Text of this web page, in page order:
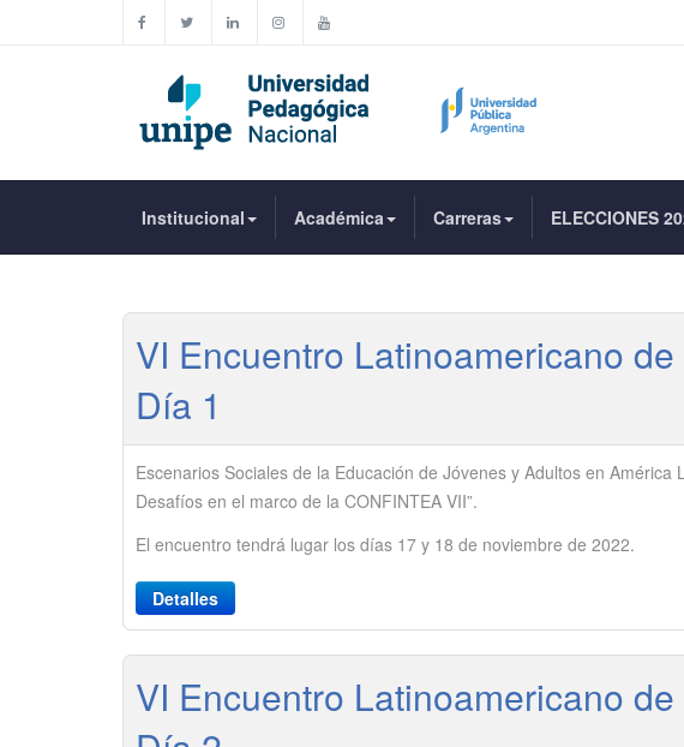
Institucional Académica Carreras ELECCIONES
VI Encuentro Latinoamericano
Día 1
Escenarios Sociales de la Educación de Jóvenes y Adultos en América
Desafíos en el marco de la CONFINTEA VII”.
El encuentro tendrá lugar los días 17 y 18 de noviembre de 2022.
Detalles
VI Encuentro Latinoamericano